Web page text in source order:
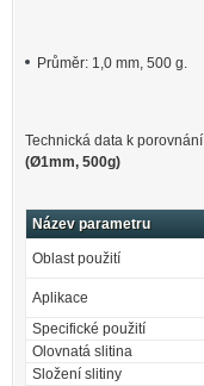
Průměr: 1,0 mm, 500 g.
Technická data k porovnání
(Ø1mm, 500g)
Název parametru
Oblast použití
Aplikace
Specifické použití
Olovnatá slitina
Složení slitiny